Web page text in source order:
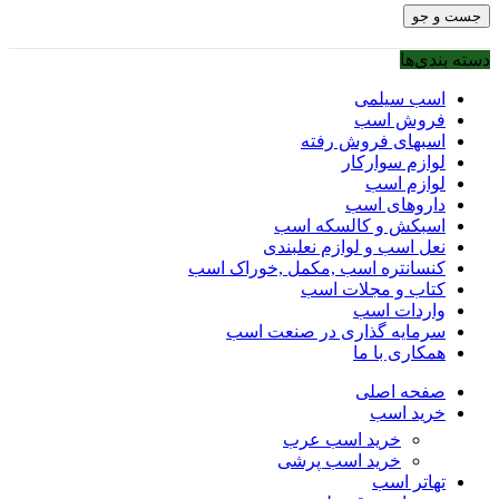
جست و جو
دسته بندی‌ها
اسب سیلمی
فروش اسب
اسبهای فروش رفته
لوازم سوارکار
لوازم اسب
داروهای اسب
اسبکش و کالسکه اسب
نعل اسب و لوازم نعلبندی
کنسانتره اسب ,مکمل ,خوراک اسب
کتاب و مجلات اسب
واردات اسب
سرمایه گذاری در صنعت اسب
همکاری با ما
صفحه اصلی
خرید اسب
خرید اسب عرب
خرید اسب پرشی
تهاتر اسب